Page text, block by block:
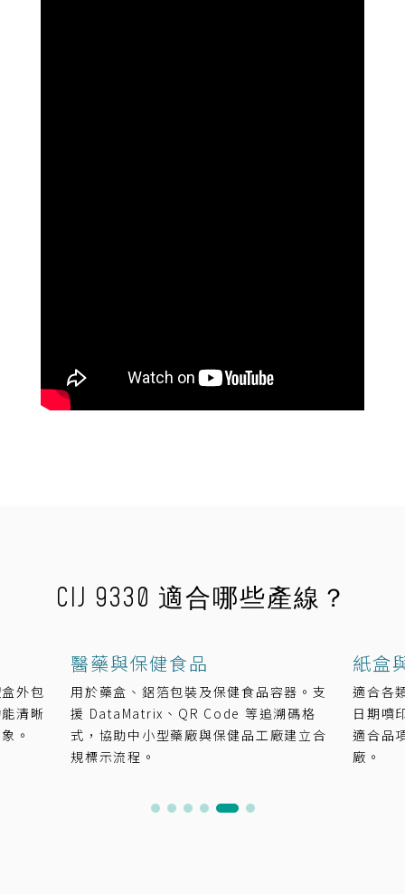
CIJ 9330 適合哪些產線？
外包
清晰
。
醫藥與保健食品
用於藥盒、鋁箔包裝及保健食品容器。支
援 DataMatrix、QR Code 等追溯碼格
式，協助中小型藥廠與保健品工廠建立合
規標示流程。
紙盒
適合各
日期噴
適合品
廠。